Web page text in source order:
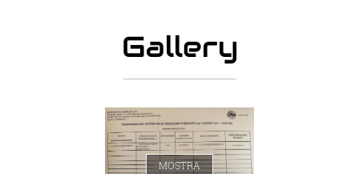
Gallery
MOSTRA